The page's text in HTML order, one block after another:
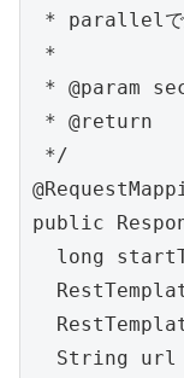
* parallelで
*
* @param
* @return
*/
public
long
String url